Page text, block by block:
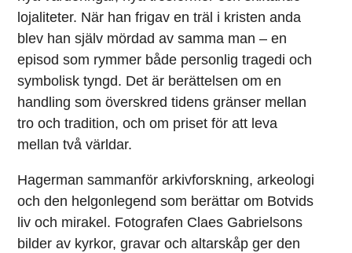
lojaliteter. När han frigav en träl i kristen anda
blev han själv mördad av samma man – en
episod som rymmer både personlig tragedi och
symbolisk tyngd. Det är berättelsen om en
handling som överskred tidens gränser mellan
tro och tradition, och om priset för att leva
mellan två världar.
Hagerman sammanför arkivforskning, arkeologi
och den helgonlegend som berättar om Botvids
liv och mirakel. Fotografen Claes Gabrielsons
bilder av kyrkor, gravar och altarskåp ger den